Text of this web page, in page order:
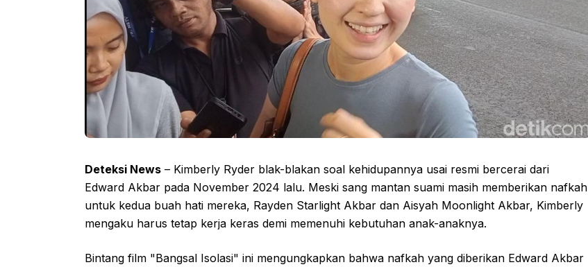
Deteksi News – Kimberly Ryder blak-blakan soal kehidupannya usai resmi bercerai dari
Edward Akbar pada November 2024 lalu. Meski sang mantan suami masih memberikan nafkah
untuk kedua buah hati mereka, Rayden Starlight Akbar dan Aisyah Moonlight Akbar, Kimberly
mengaku harus tetap kerja keras demi memenuhi kebutuhan anak-anaknya.
Bintang film "Bangsal Isolasi" ini mengungkapkan bahwa nafkah yang diberikan Edward Akbar